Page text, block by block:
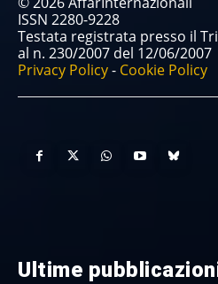
ISSN 2280-9228
Testata registrata presso il
al n. 230/2007 del 12/06/2007
Privacy Policy- Cookie Policy
Ultime